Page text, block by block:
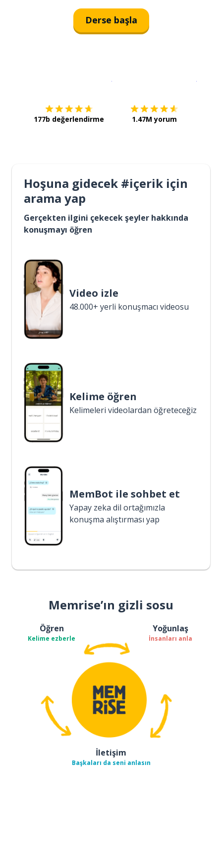
Derse başla
177b değerlendirme 1.47M yorum
Hoşuna gidecek #içerik için
arama yap
Gerçekten ilgini çekecek şeyler hakkında
konuşmayı öğren
Video izle
48.000+ yerli konuşmacı videosu
Kelime öğren
Kelimeleri videolardan öğreteceğiz
MemBot ile sohbet et
Yapay zeka dil ortağımızla
konuşma alıştırması yap
Memrise’ın gizli sosu
Öğren
Kelime ezberle
Yoğunlaş
İnsanları anla
İletişim
Başkaları da seni anlasın